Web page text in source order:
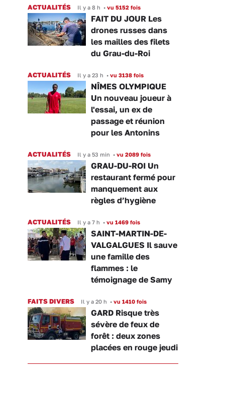
ACTUALITÉS Il y a 8 h • vu 5152 fois
FAIT DU JOUR Les
drones russes dans
les mailles des filets
du Grau-du-Roi
ACTUALITÉS Il y a 23 h • vu 3138 fois
NÎMES OLYMPIQUE
Un nouveau joueur à
l'essai, un ex de
passage et réunion
pour les Antonins
ACTUALITÉS Il y a 53 min • vu 2089 fois
GRAU-DU-ROI Un
restaurant fermé pour
manquement aux
règles d’hygiène
ACTUALITÉS Il y a 7 h • vu 1469 fois
SAINT-MARTIN-DE-
VALGALGUES Il sauve
une famille des
flammes : le
témoignage de Samy
FAITS DIVERS Il y a 20 h • vu 1410 fois
GARD Risque très
sévère de feux de
forêt : deux zones
placées en rouge jeudi